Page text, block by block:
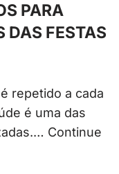
PARA
DAS FESTAS
repetido a cada
é uma das
Continue